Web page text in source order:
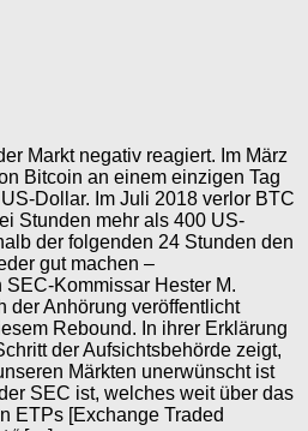
Markt negativ reagiert. Im März
Bitcoin an einem einzigen Tag
Dollar. Im Juli 2018 verlor BTC
Stunden mehr als 400 US-
der folgenden 24 Stunden den
gut machen –
Kommissar Hester M.
der Anhörung veröffentlicht
Rebound. In ihrer Erklärung
der Aufsichtsbehörde zeigt,
Märkten unerwünscht ist
SEC ist, welches weit über das
ETPs [Exchange Traded